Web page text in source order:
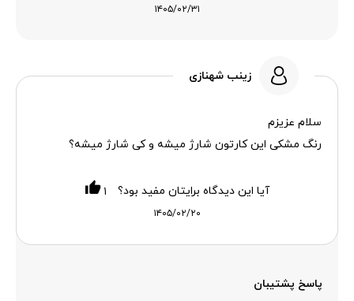
۱۴۰۵/۰۲/۳۱
زینب شهنازی
سلام عزیزم
رنگ مشکی این کارتون شارژ میشه و کی شارژ میشه؟
۱۴۰۵/۰۲/۲۰
آیا این دیدگاه برایتان مفید بود؟ ۱
پاسخ پشتیبان